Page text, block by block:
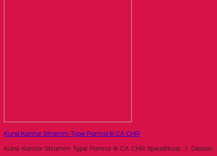
Kursi Kantor Stramm Type Parma III CA CHR
Kursi Kantor Stramm Type Parma III CA CHR Spesifikasi: 1. Desain